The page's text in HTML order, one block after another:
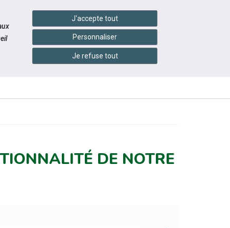
handshake Services en ligne
PRATIQUES
CONTACTEZ-
NOUS
ÉVÉNEMENTS
DE NOTRE
J'accepte tout
Personnaliser
Je refuse tout